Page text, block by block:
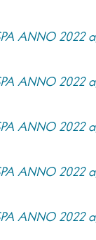
ANNO 2022
ANNO 2022
ANNO 2022
ANNO 2022
ANNO 2022